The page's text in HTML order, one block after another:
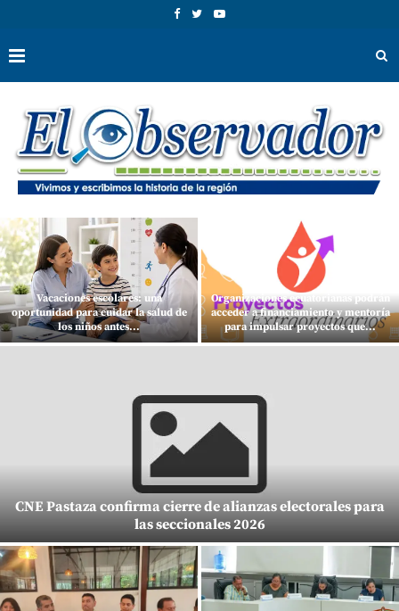
Vacaciones escolares: una
oportunidad para cuidar la salud de
los niños antes...
Organizaciones ecuatorianas podrán
acceder a financiamiento y mentoría
para impulsar proyectos que...
CNE Pastaza confirma cierre de alianzas electorales para
las seccionales 2026